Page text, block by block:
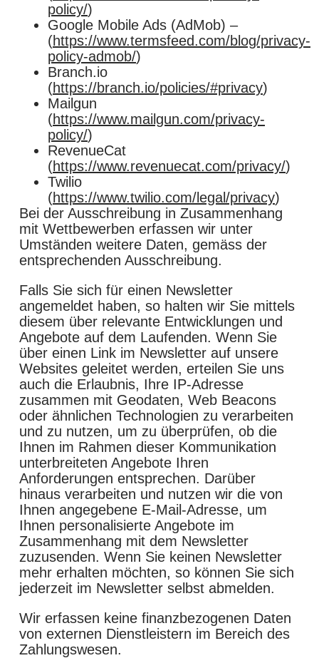
policy/)
Google Mobile Ads (AdMob) –
(https://www.termsfeed.com/blog/privacy-
policy-admob/)
Branch.io
(https://branch.io/policies/#privacy)
Mailgun
(https://www.mailgun.com/privacy-
policy/)
RevenueCat
(https://www.revenuecat.com/privacy/)
Twilio
(https://www.twilio.com/legal/privacy)
Bei der Ausschreibung in Zusammenhang
mit Wettbewerben erfassen wir unter
Umständen weitere Daten, gemäss der
entsprechenden Ausschreibung.
Falls Sie sich für einen Newsletter
angemeldet haben, so halten wir Sie mittels
diesem über relevante Entwicklungen und
Angebote auf dem Laufenden. Wenn Sie
über einen Link im Newsletter auf unsere
Websites geleitet werden, erteilen Sie uns
auch die Erlaubnis, Ihre IP-Adresse
zusammen mit Geodaten, Web Beacons
oder ähnlichen Technologien zu verarbeiten
und zu nutzen, um zu überprüfen, ob die
Ihnen im Rahmen dieser Kommunikation
unterbreiteten Angebote Ihren
Anforderungen entsprechen. Darüber
hinaus verarbeiten und nutzen wir die von
Ihnen angegebene E-Mail-Adresse, um
Ihnen personalisierte Angebote im
Zusammenhang mit dem Newsletter
zuzusenden. Wenn Sie keinen Newsletter
mehr erhalten möchten, so können Sie sich
jederzeit im Newsletter selbst abmelden.
Wir erfassen keine finanzbezogenen Daten
von externen Dienstleistern im Bereich des
Zahlungswesen.